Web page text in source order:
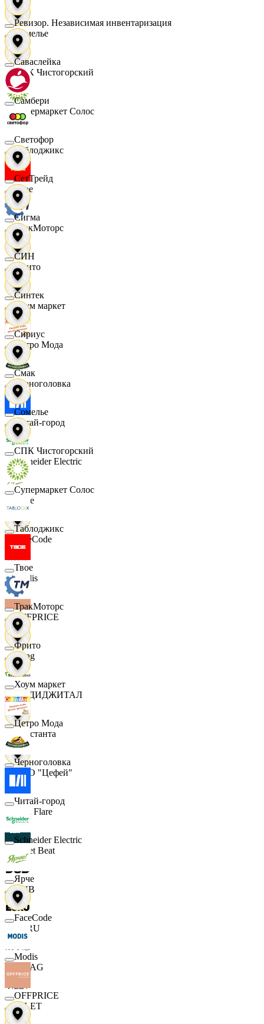
Сомелье
СПК Чистогорский
Супермаркет Солос
Таблоджикс
Твое
ТракМоторс
Фрито
Хоум маркет
Цетро Мода
Черноголовка
Читай-город
Schneider Electric
Ярче
FaceCode
Modis
OFFPRICE
string
X5 ДИДЖИТАЛ
Константа
ООО "Цефей"
Finn Flare
Street Beat
DUB
ECRU
MAAG
VILET
Ревизор. Независимая инвентаризация
Саваслейка
Самбери
Светофор
СетТрейд
Сигма
СИН
Синтек
Сириус
Смак
Сомелье
СПК Чистогорский
Супермаркет Солос
Таблоджикс
Твое
ТракМоторс
Фрито
Хоум маркет
Цетро Мода
Черноголовка
Читай-город
Schneider Electric
Ярче
FaceCode
Modis
OFFPRICE